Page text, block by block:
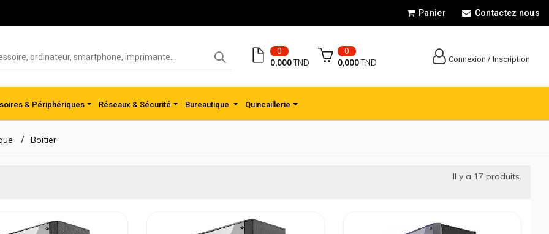
Panier Contactez nous
0
0,000TND
0
0,000TND Connexion / Inscription
& Périphériques Réseaux & Sécurité Bureautique Quincaillerie
Boitier
Il y a 17 produits.